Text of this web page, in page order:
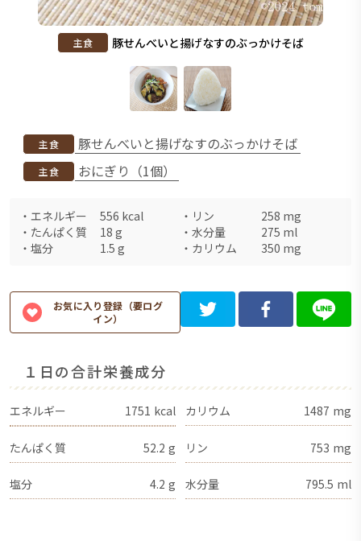
主食 豚せんべいと揚げなすのぶっかけそば
主食 豚せんべいと揚げなすのぶっかけそば
主食 おにぎり（1個）
・ エネルギー 556 kcal ・ リン 258 mg
・ たんぱく質 18 g ・ 水分量 275 ml
・ 塩分 1.5 g ・ カリウム 350 mg
お気に入り登録（要ログ
イン）
１日の合計栄養成分
エネルギー 1751 kcal カリウム 1487 mg
たんぱく質 52.2 g リン 753 mg
塩分 4.2 g 水分量 795.5 ml